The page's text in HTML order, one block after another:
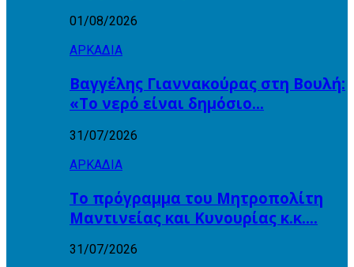
01/08/2026
ΑΡΚΑΔΙΑ
Βαγγέλης Γιαννακούρας στη Βουλή:
«Το νερό είναι δημόσιο…
31/07/2026
ΑΡΚΑΔΙΑ
Το πρόγραμμα του Μητροπολίτη
Μαντινείας και Κυνουρίας κ.κ….
31/07/2026